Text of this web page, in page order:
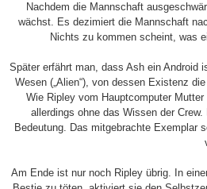
Nachdem die Mannschaft
wächst. Es dezimiert die Mannschaft
Nichts zu kommen scheint, was
Später erfährt man, dass Ash ein Android
Wesen („Alien“), von dessen Existenz
Wie Ripley vom Hauptcomputer
allerdings ohne das Wissen der
Bedeutung. Das mitgebrachte Exemplar
Am Ende ist nur noch Ripley übrig. In